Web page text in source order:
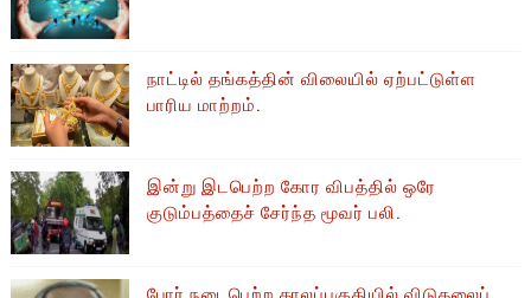
நாட்டில் தங்கத்தின் விலையில் ஏற்பட்டுள்ள
பாரிய மாற்றம்.
இன்று இடபெற்ற கோர விபத்தில் ஒரே
குடும்பத்தைச் சேர்ந்த மூவர் பலி.
போர் நடைபெற்ற காலப்பகுதியில் ​​விடுதலைப்